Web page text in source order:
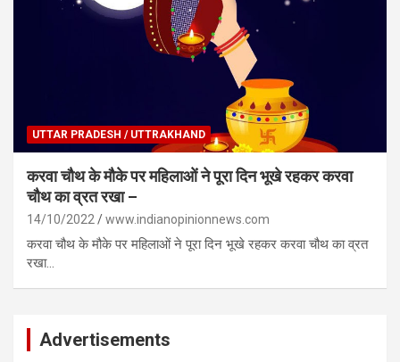
UTTAR PRADESH / UTTRAKHAND
करवा चौथ के मौके पर महिलाओं ने पूरा दिन भूखे रहकर करवा
चौथ का व्रत रखा –
14/10/2022 www.indianopinionnews.com
करवा चौथ के मौके पर महिलाओं ने पूरा दिन भूखे रहकर करवा चौथ का व्रत
रखा…
Advertisements